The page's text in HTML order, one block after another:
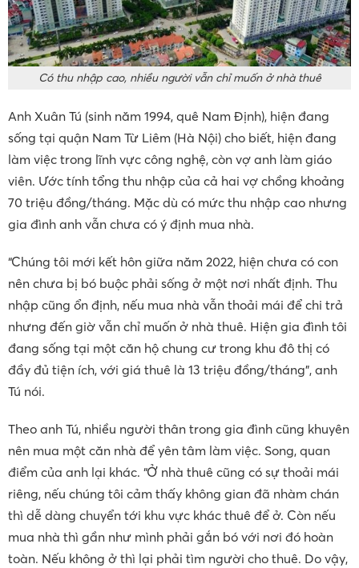
Có thu nhập cao, nhiều người vẫn chỉ muốn ở nhà thuê
Anh Xuân Tú (sinh năm 1994, quê Nam Định), hiện đang
sống tại quận Nam Từ Liêm (Hà Nội) cho biết, hiện đang
làm việc trong lĩnh vực công nghệ, còn vợ anh làm giáo
viên. Ước tính tổng thu nhập của cả hai vợ chồng khoảng
70 triệu đồng/tháng. Mặc dù có mức thu nhập cao nhưng
gia đình anh vẫn chưa có ý định mua nhà.
“Chúng tôi mới kết hôn giữa năm 2022, hiện chưa có con
nên chưa bị bó buộc phải sống ở một nơi nhất định. Thu
nhập cũng ổn định, nếu mua nhà vẫn thoải mái để chi trả
nhưng đến giờ vẫn chỉ muốn ở nhà thuê. Hiện gia đình tôi
đang sống tại một căn hộ chung cư trong khu đô thị có
đầy đủ tiện ích, với giá thuê là 13 triệu đồng/tháng”, anh
Tú nói.
Theo anh Tú, nhiều người thân trong gia đình cũng khuyên
nên mua một căn nhà để yên tâm làm việc. Song, quan
điểm của anh lại khác. “Ở nhà thuê cũng có sự thoải mái
riêng, nếu chúng tôi cảm thấy không gian đã nhàm chán
thì dễ dàng chuyển tới khu vực khác thuê để ở. Còn nếu
mua nhà thì gần như mình phải gắn bó với nơi đó hoàn
toàn. Nếu không ở thì lại phải tìm người cho thuê. Do vậy,